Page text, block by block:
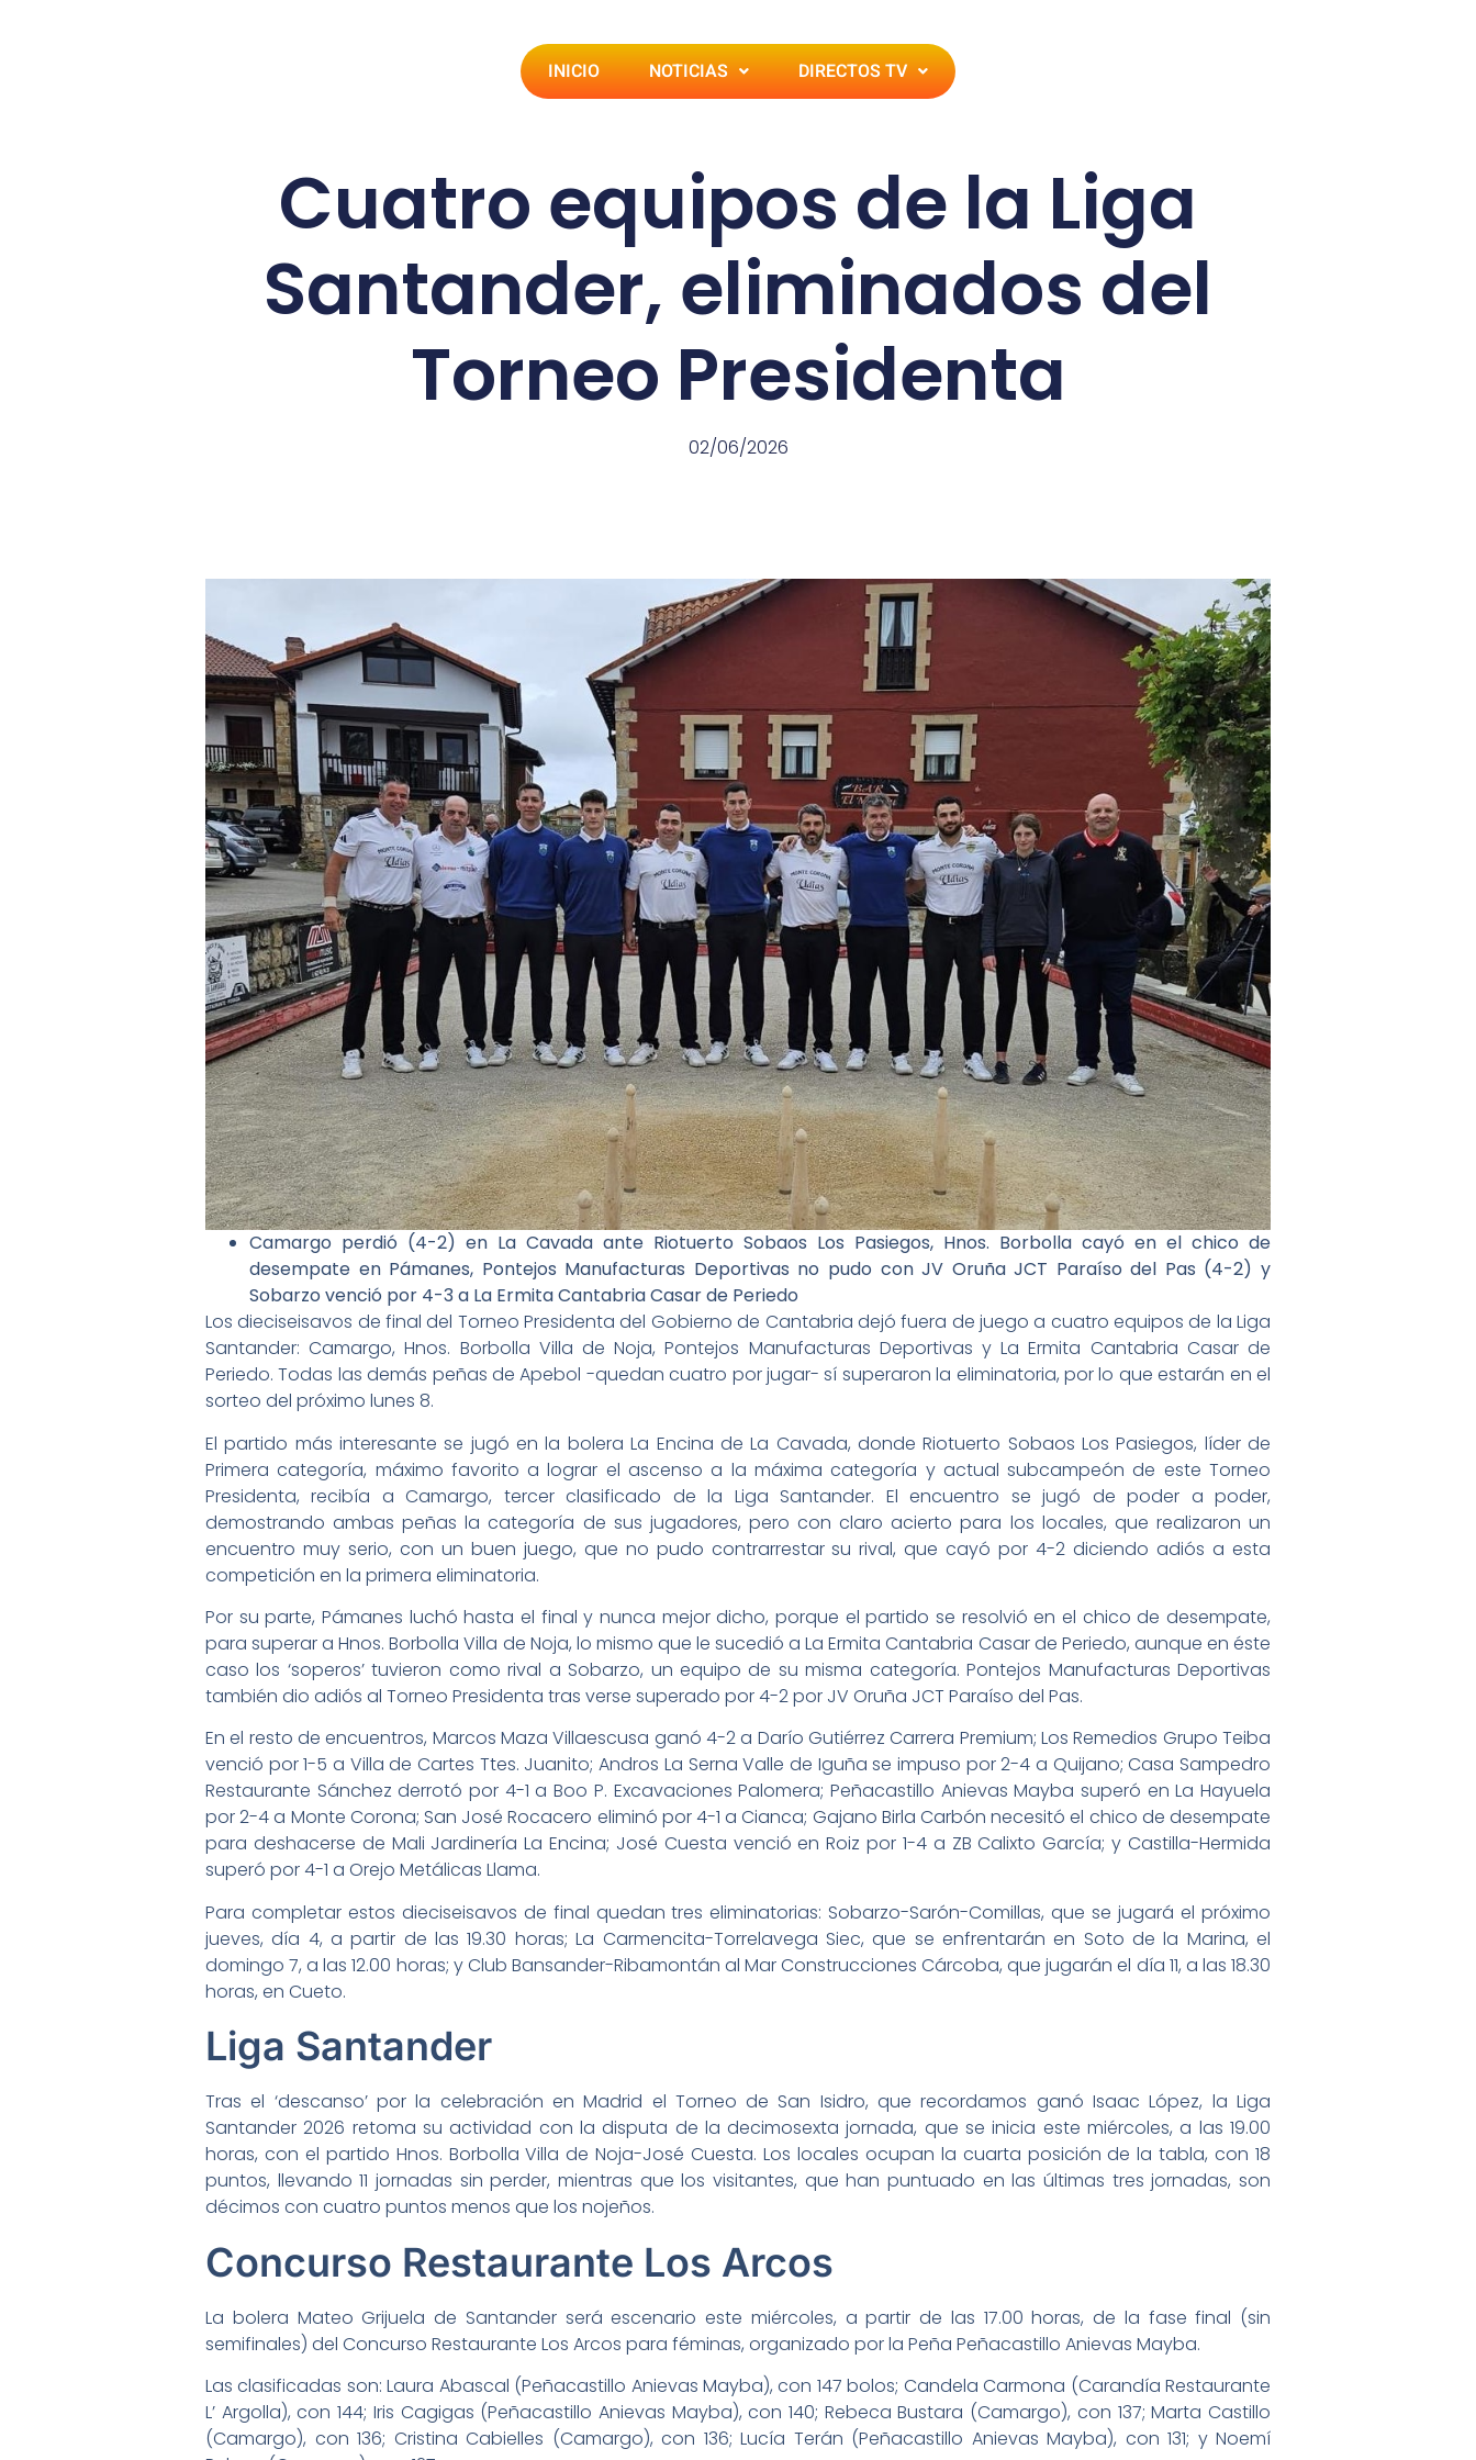
INICIO NOTICIAS DIRECTOS TV
Cuatro equipos de la Liga
Santander, eliminados del
Torneo Presidenta
02/06/2026
Camargo perdió (4-2) en La Cavada ante Riotuerto Sobaos Los Pasiegos, Hnos. Borbolla cayó en el chico de
desempate en Pámanes, Pontejos Manufacturas Deportivas no pudo con JV Oruña JCT Paraíso del Pas (4-2) y
Sobarzo venció por 4-3 a La Ermita Cantabria Casar de Periedo
Los dieciseisavos de final del Torneo Presidenta del Gobierno de Cantabria dejó fuera de juego a cuatro equipos de la Liga
Santander: Camargo, Hnos. Borbolla Villa de Noja, Pontejos Manufacturas Deportivas y La Ermita Cantabria Casar de
Periedo. Todas las demás peñas de Apebol -quedan cuatro por jugar- sí superaron la eliminatoria, por lo que estarán en el
sorteo del próximo lunes 8.
El partido más interesante se jugó en la bolera La Encina de La Cavada, donde Riotuerto Sobaos Los Pasiegos, líder de
Primera categoría, máximo favorito a lograr el ascenso a la máxima categoría y actual subcampeón de este Torneo
Presidenta, recibía a Camargo, tercer clasificado de la Liga Santander. El encuentro se jugó de poder a poder,
demostrando ambas peñas la categoría de sus jugadores, pero con claro acierto para los locales, que realizaron un
encuentro muy serio, con un buen juego, que no pudo contrarrestar su rival, que cayó por 4-2 diciendo adiós a esta
competición en la primera eliminatoria.
Por su parte, Pámanes luchó hasta el final y nunca mejor dicho, porque el partido se resolvió en el chico de desempate,
para superar a Hnos. Borbolla Villa de Noja, lo mismo que le sucedió a La Ermita Cantabria Casar de Periedo, aunque en éste
caso los ‘soperos’ tuvieron como rival a Sobarzo, un equipo de su misma categoría. Pontejos Manufacturas Deportivas
también dio adiós al Torneo Presidenta tras verse superado por 4-2 por JV Oruña JCT Paraíso del Pas.
En el resto de encuentros, Marcos Maza Villaescusa ganó 4-2 a Darío Gutiérrez Carrera Premium; Los Remedios Grupo Teiba
venció por 1-5 a Villa de Cartes Ttes. Juanito; Andros La Serna Valle de Iguña se impuso por 2-4 a Quijano; Casa Sampedro
Restaurante Sánchez derrotó por 4-1 a Boo P. Excavaciones Palomera; Peñacastillo Anievas Mayba superó en La Hayuela
por 2-4 a Monte Corona; San José Rocacero eliminó por 4-1 a Cianca; Gajano Birla Carbón necesitó el chico de desempate
para deshacerse de Mali Jardinería La Encina; José Cuesta venció en Roiz por 1-4 a ZB Calixto García; y Castilla-Hermida
superó por 4-1 a Orejo Metálicas Llama.
Para completar estos dieciseisavos de final quedan tres eliminatorias: Sobarzo-Sarón-Comillas, que se jugará el próximo
jueves, día 4, a partir de las 19.30 horas; La Carmencita-Torrelavega Siec, que se enfrentarán en Soto de la Marina, el
domingo 7, a las 12.00 horas; y Club Bansander-Ribamontán al Mar Construcciones Cárcoba, que jugarán el día 11, a las 18.30
horas, en Cueto.
Liga Santander
Tras el ‘descanso’ por la celebración en Madrid el Torneo de San Isidro, que recordamos ganó Isaac López, la Liga
Santander 2026 retoma su actividad con la disputa de la decimosexta jornada, que se inicia este miércoles, a las 19.00
horas, con el partido Hnos. Borbolla Villa de Noja-José Cuesta. Los locales ocupan la cuarta posición de la tabla, con 18
puntos, llevando 11 jornadas sin perder, mientras que los visitantes, que han puntuado en las últimas tres jornadas, son
décimos con cuatro puntos menos que los nojeños.
Concurso Restaurante Los Arcos
La bolera Mateo Grijuela de Santander será escenario este miércoles, a partir de las 17.00 horas, de la fase final (sin
semifinales) del Concurso Restaurante Los Arcos para féminas, organizado por la Peña Peñacastillo Anievas Mayba.
Las clasificadas son: Laura Abascal (Peñacastillo Anievas Mayba), con 147 bolos; Candela Carmona (Carandía Restaurante
L’ Argolla), con 144; Iris Cagigas (Peñacastillo Anievas Mayba), con 140; Rebeca Bustara (Camargo), con 137; Marta Castillo
(Camargo), con 136; Cristina Cabielles (Camargo), con 136; Lucía Terán (Peñacastillo Anievas Mayba), con 131; y Noemí